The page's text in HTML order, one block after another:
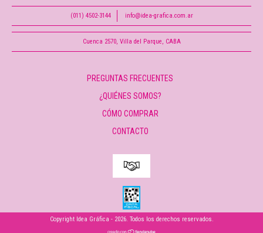
(011) 4502-3144 info@idea-grafica.com.ar
Cuenca 2570, Villa del Parque, CABA
PREGUNTAS FRECUENTES
¿QUIÉNES SOMOS?
CÓMO COMPRAR
CONTACTO
Copyright Idea Gráfica - 2026. Todos los derechos reservados.